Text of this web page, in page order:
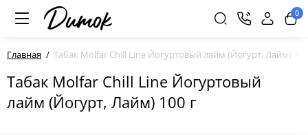
0
Главная Табак Molfar Chill Line Йогуртовый лайм (Йогурт, Лайм)
Табак Molfar Chill Line Йогуртовый
лайм (Йогурт, Лайм) 100 г